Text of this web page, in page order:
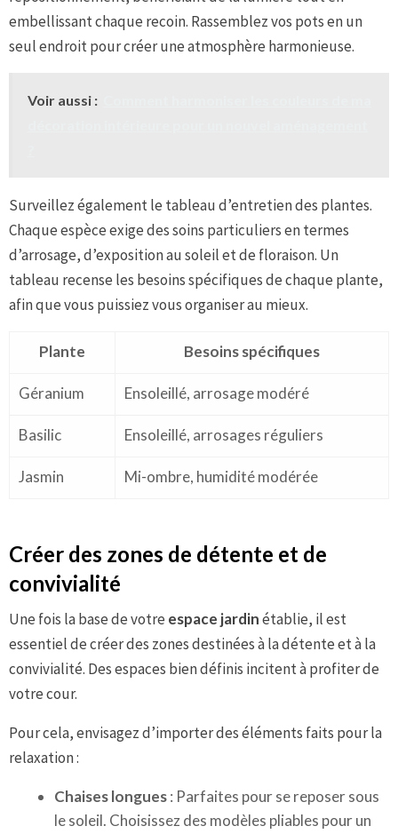
embellissant chaque recoin. Rassemblez vos pots en un
seul endroit pour créer une atmosphère harmonieuse.
Voir aussi :
Surveillez également le tableau d’entretien des plantes.
Chaque espèce exige des soins particuliers en termes
d’arrosage, d’exposition au soleil et de floraison. Un
tableau recense les besoins spécifiques de chaque plante,
afin que vous puissiez vous organiser au mieux.
Plante Besoins spécifiques
Géranium Ensoleillé, arrosage modéré
Basilic Ensoleillé, arrosages réguliers
Jasmin Mi-ombre, humidité modérée
Créer des zones de détente et de
convivialité
Une fois la base de votre espace jardinétablie, il est
essentiel de créer des zones destinées à la détente et à la
convivialité. Des espaces bien définis incitent à profiter de
votre cour.
Pour cela, envisagez d’importer des éléments faits pour la
relaxation :
Chaises longues: Parfaites pour se reposer sous
le soleil. Choisissez des modèles pliables pour un